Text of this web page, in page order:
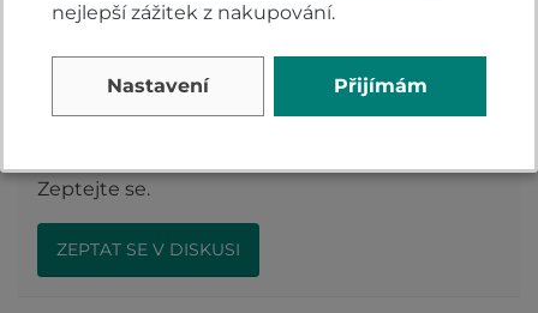
Komentáře k produktu (0)
Zeptejte se.
ZEPTAT SE V DISKUSI
nejlepší zážitek z nakupování.
Nastavení Přijímám